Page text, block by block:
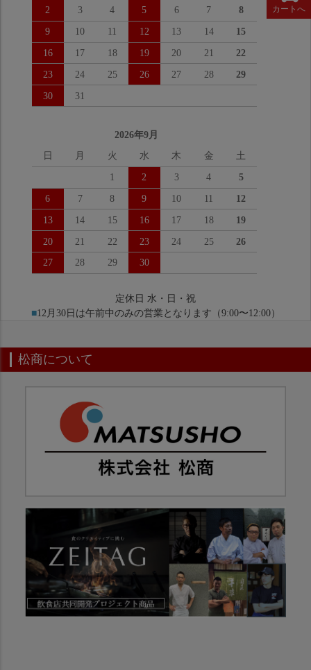
カートへ
2 3 4 5 6 7 8
9 10 11 12 13 14 15
16 17 18 19 20 21 22
23 24 25 26 27 28 29
30 31
2026年9月
日 月 火 水 木 金 土
1 2 3 4 5
6 7 8 9 10 11 12
13 14 15 16 17 18 19
20 21 22 23 24 25 26
27 28 29 30
定休日 水・日・祝
■12月30日は午前中のみの営業となります（9:00〜12:00）
松商について